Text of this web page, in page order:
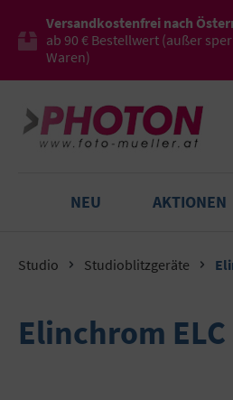
Versandkostenfrei nach
ab 90 € Bestellwert (außer
Waren)
NEU AKTIONEN
Studio Studioblitzgeräte
Elinchrom